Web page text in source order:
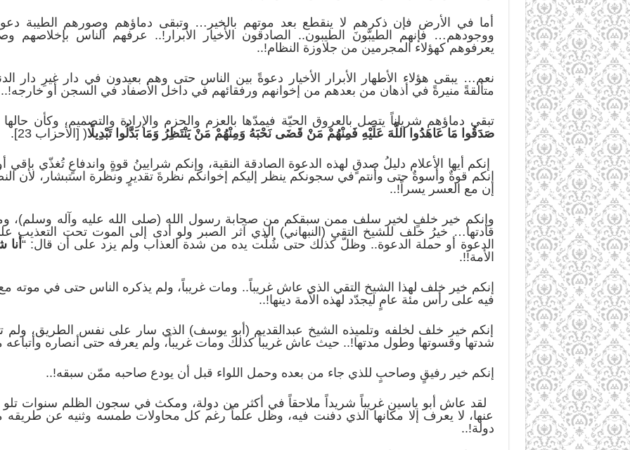
أما في الأرض فإن ذكرهم لا ينقطع بعد موتهم بالخير… وتبقى دماؤهم وصورهم الطيبة
ووجودهم… فإنهم الطيبّونَ الطيبون.. الصادقون الأخيار الأبرار!.. عرفهم الناس بإخلاصهم
يعرفوهم كهؤلاء المجرمين من جلاوزة النظام!..
نعم… يبقى هؤلاء الأطهار الأبرار الأخيار دعوةً بين الناس حتى وهم بعيدون في دار غيرِ دار
متألقةً منيرةً في أذهان من بعدهم من إخوانهم ورفقائهم في داخل الأصفاد في السجن أو خارجه!..
تبقى دماؤهم شرياناً يتصل بالعروق الحيّة فيمدّها بالعزم والحزم والإرادة والتصميم، وكأن
صَدَقُوا مَا عَاهَدُوا اللَّهَ عَلَيْهِ فَمِنْهُمْ مَنْ قَضَى نَحْبَهُ وَمِنْهُمْ مَنْ يَنْتَظِرُ وَمَا بَدَّلُوا تَبْدِيلًا( [الأحزاب 23].
إنكم أيها الأعلام دليلُ صدقٍ لهذه الدعوة الصادقة النقية، وإنكم شرايينُ قوةٍ واندفاعٍ تُغذّي
إنكم قوةٌ وأسوةٌ حتى وأنتم في سجونكم ينظر إليكم إخوانكم نظرةَ تقديرٍ ونظرة استبشار، لأن
إن مع العسر يسراً!..
وإنكم خير خلفٍ لخير سلف ممن سبقكم من صحابة رسول الله (صلى الله عليه وآله وسلم)،
قادتها… خيرُ خلف للشيخ التقي (النبهاني) الذي آثر الصبر ولو أدى إلى الموت تحت
الدعوة أو حملة الدعوة.. وظلّ كذلك حتى شُلّت يده من شدة العذاب ولم يزد على أن قال: “أنا
الأمة!!.
إنكم خير خلف لهذا الشيخ التقي الذي عاش غريباً.. ومات غريباً، ولم يذكره الناس حتى في موته مع
فيه على رأس مئة عامٍ ليجدّد لهذه الأمة دينها!..
إنكم خير خلف لخلفه وتلميذه الشيخ عبدالقديم (أبو يوسف) الذي سار على نفس الطريق، ولم
شدتها وقسوتها وطول مدتها!.. حيث عاش غريباً كذلك ومات غريباً، ولم يعرفه حتى أنصاره
إنكم خير رفيقٍ وصاحبٍ للذي جاء من بعده وحمل اللواء قبل أن يودع صاحبه ممّن سبقه!..
لقد عاش أبو ياسين غريباً شريداً ملاحقاً في أكثر من دولة، ومكث في سجون الظلم سنوات
عنها، لا يعرف إلا مكانها الذي دفنت فيه، وظل علماً رغم كل محاولات طمسه وثنيه عن
دولة!..